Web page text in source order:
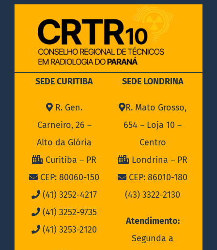
SEDE CURITIBA
R. Gen.
Carneiro, 26 –
Alto da Glória
Curitiba – PR
CEP: 80060-150
(41) 3252-4217
(41) 3252-9735
(41) 3253-2120
SEDE LONDRINA
R. Mato Grosso,
654 – Loja 10 –
Centro
Londrina – PR
CEP: 86010-180
(43) 3322-2130
Atendimento:
Segunda a